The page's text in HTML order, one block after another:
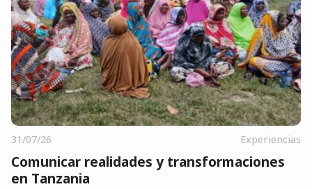
31/07/26 Experiencias
Comunicar realidades y transformaciones
en Tanzania